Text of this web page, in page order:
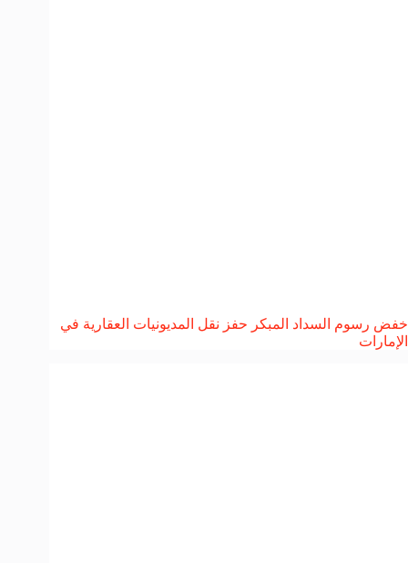
خفض رسوم السداد المبكر حفز نقل المديونيات العقارية في
الإمارات